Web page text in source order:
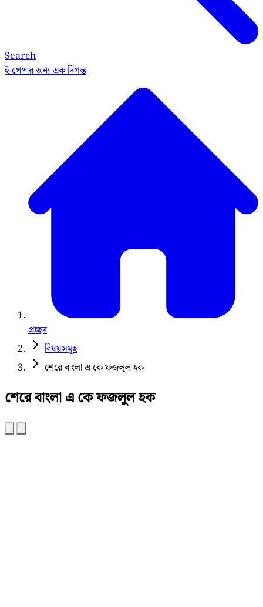
Search
ই-পেপারঅন্য এক দিগন্ত
প্রচ্ছদ
বিষয়সমূহ
শেরে বাংলা এ কে ফজলুল হক
শেরে বাংলা এ কে ফজলুল হক